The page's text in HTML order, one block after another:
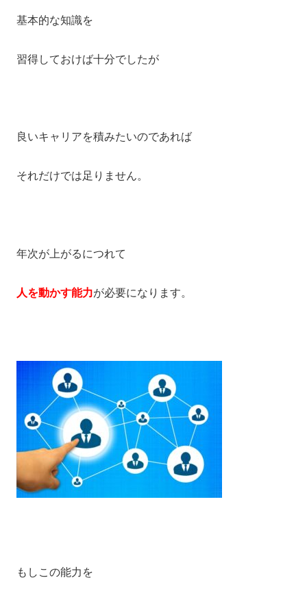
基本的な知識を
習得しておけば十分でしたが
良いキャリアを積みたいのであれば
それだけでは足りません。
年次が上がるにつれて
人を動かす能力が必要になります。
もしこの能力を